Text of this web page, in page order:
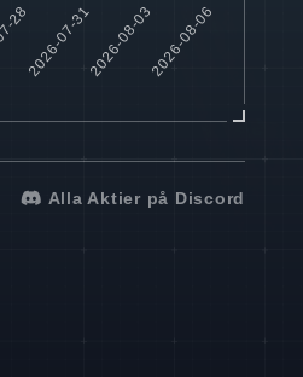
Alla Aktier på Discord